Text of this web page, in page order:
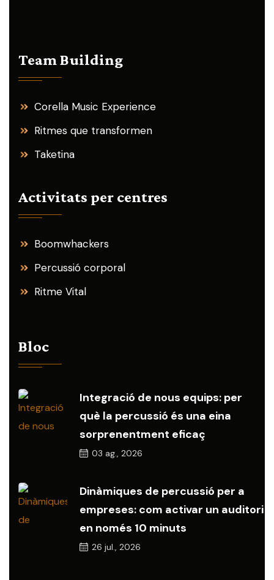
Team Building
Corella Music Experience
Ritmes que transformen
Taketina
Activitats per centres
Boomwhackers
Percussió corporal
Ritme Vital
Bloc
Integració de nous equips: per
què la percussió és una eina
sorprenentment eficaç
03 ag., 2026
Dinàmiques de percussió per a
empreses: com activar un auditori
en només 10 minuts
26 jul., 2026